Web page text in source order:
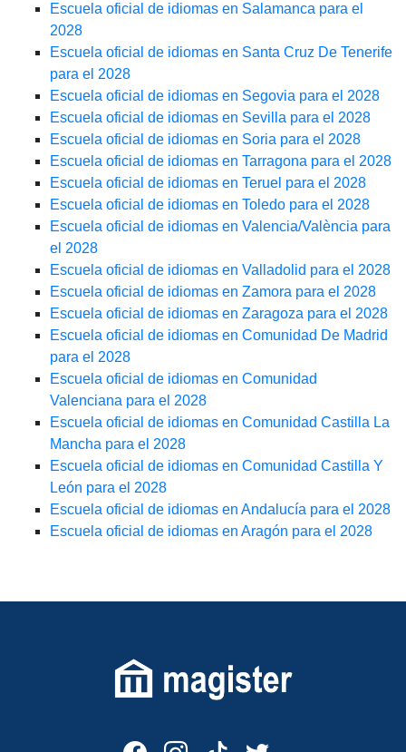
Escuela oficial de idiomas en Salamanca para el
2028
Escuela oficial de idiomas en Santa Cruz De Tenerife
para el 2028
Escuela oficial de idiomas en Segovia para el 2028
Escuela oficial de idiomas en Sevilla para el 2028
Escuela oficial de idiomas en Soria para el 2028
Escuela oficial de idiomas en Tarragona para el 2028
Escuela oficial de idiomas en Teruel para el 2028
Escuela oficial de idiomas en Toledo para el 2028
Escuela oficial de idiomas en Valencia/València para
el 2028
Escuela oficial de idiomas en Valladolid para el 2028
Escuela oficial de idiomas en Zamora para el 2028
Escuela oficial de idiomas en Zaragoza para el 2028
Escuela oficial de idiomas en Comunidad De Madrid
para el 2028
Escuela oficial de idiomas en Comunidad
Valenciana para el 2028
Escuela oficial de idiomas en Comunidad Castilla La
Mancha para el 2028
Escuela oficial de idiomas en Comunidad Castilla Y
León para el 2028
Escuela oficial de idiomas en Andalucía para el 2028
Escuela oficial de idiomas en Aragón para el 2028